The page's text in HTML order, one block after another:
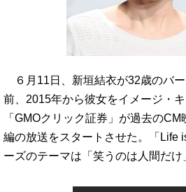
６月11日、新垣結衣が32歳のバ
前、2015年から彼女をイメージ・
「GMOクリック証券」が過去の
編の放送をスタートさせた。「Life
ーズのテーマは「笑うのは人間だ